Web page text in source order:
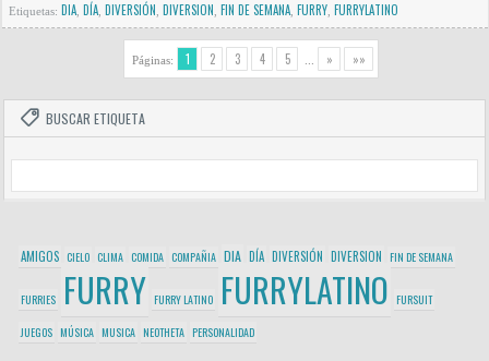
Etiquetas: DIA DÍA DIVERSIÓN DIVERSION FIN DE SEMANA FURRY FURRYLATINO
Páginas: 1 2 3 4 5 » »»
BUSCAR ETIQUETA
AMIGOS CIELO CLIMA COMIDA COMPAÑIA DIA DÍA DIVERSIÓN DIVERSION FIN DE SEMANA
FURRIES FURRY FURRY LATINO FURRYLATINO FURSUIT
JUEGOS MÚSICA MUSICA NEOTHETA PERSONALIDAD